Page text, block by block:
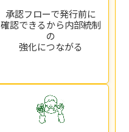
承認フローで発行前に
確認できるから内部統制
の
強化につながる